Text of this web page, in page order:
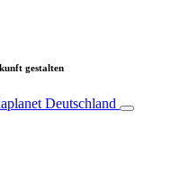
gestalten
Deutschland